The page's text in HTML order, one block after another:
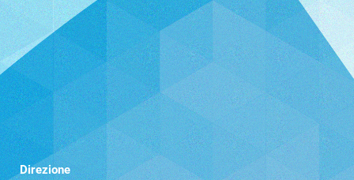
Direzione